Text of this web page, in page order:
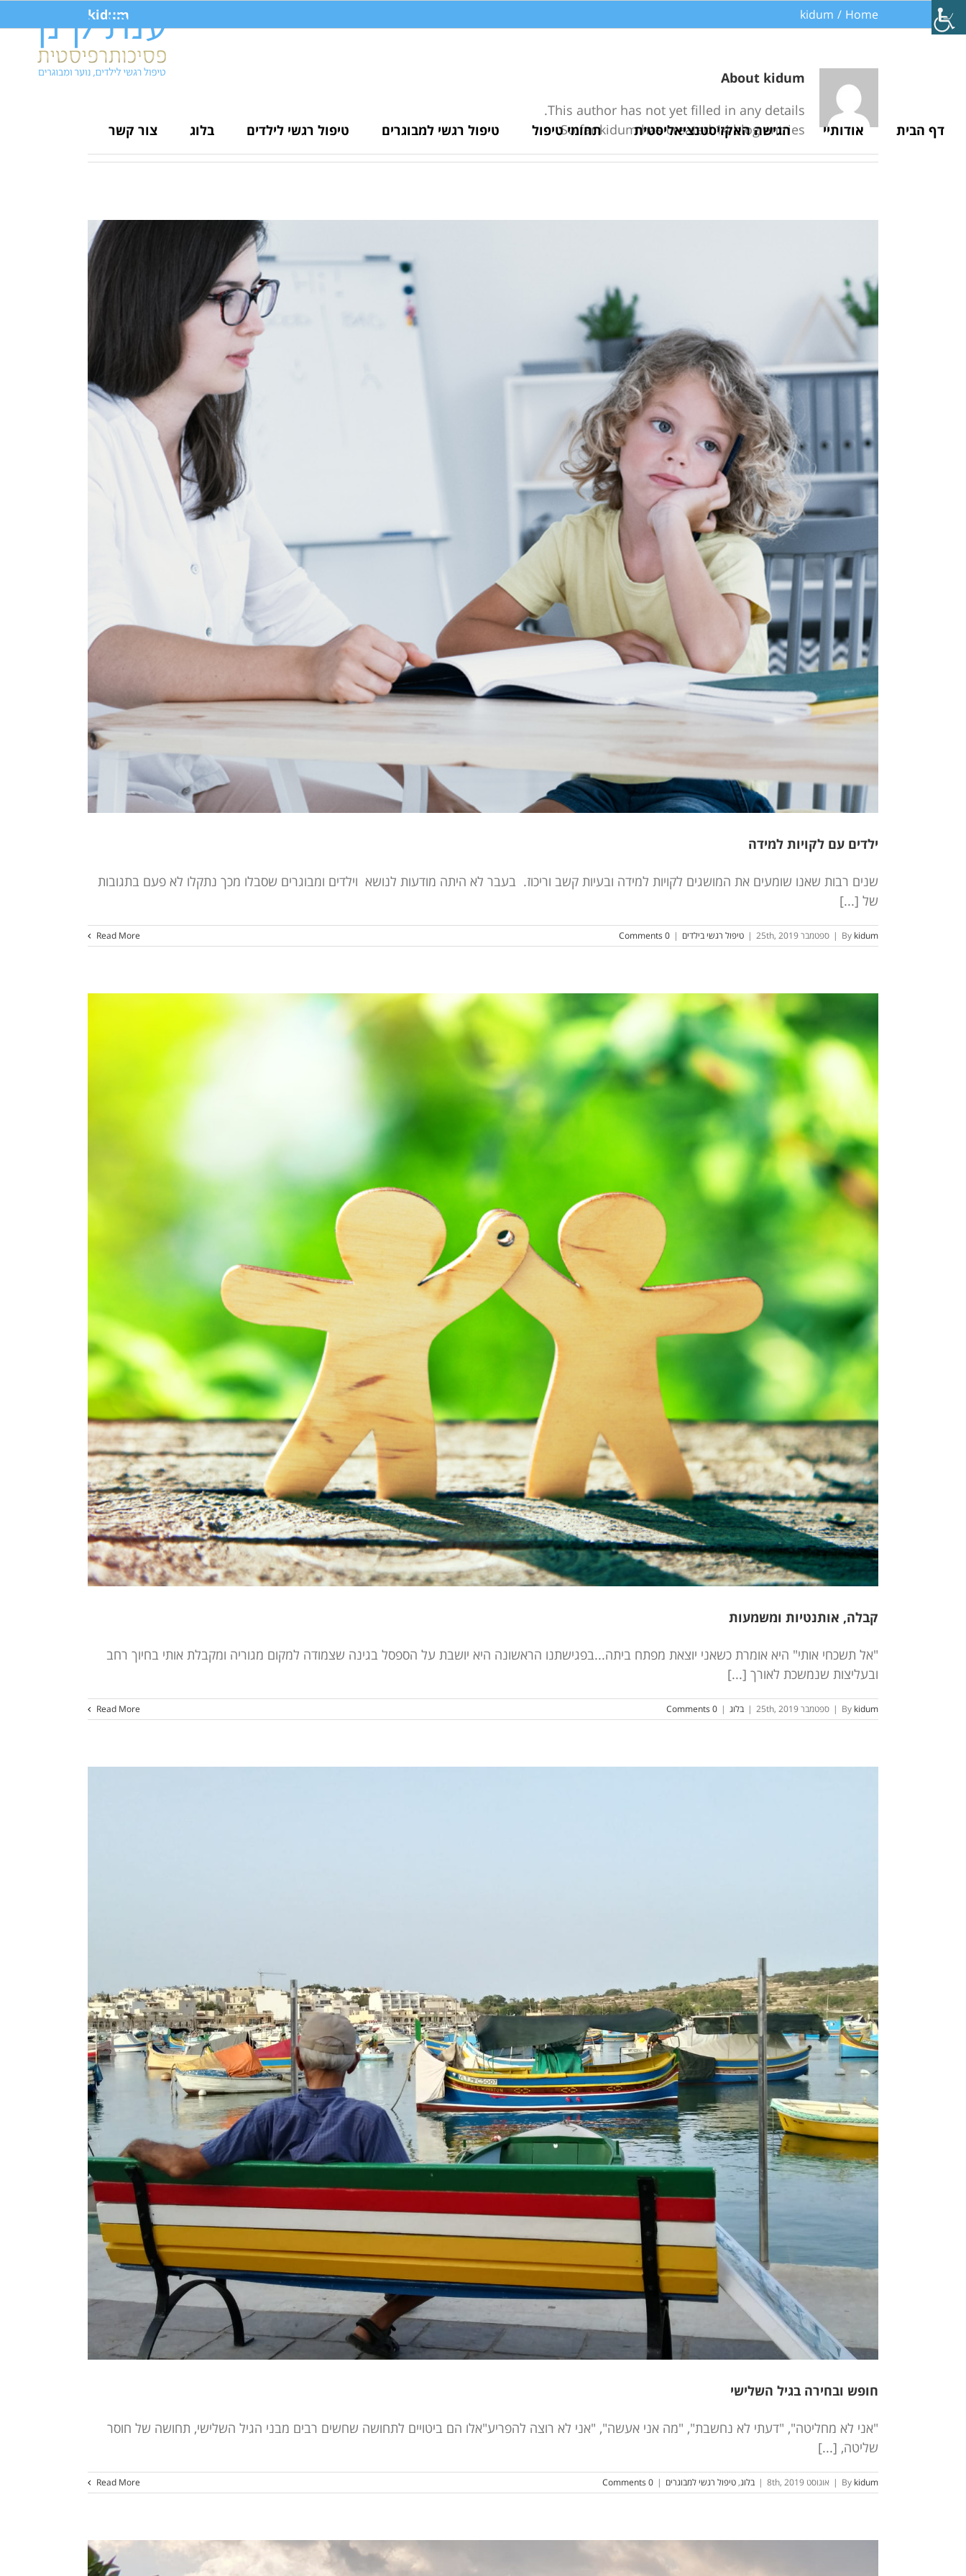
Skip
to
דף הבית אודותיי הגישה האקזיסטנציאליסטית תחומי טיפול טיפול רגשי למבוגרים טיפול רגשי לילדים בלוג צור קשר
kidum Home
/
kidum
About kidum
This author has not yet filled in any details.
So far kidum has created 14 blog entries.
ילדים עם לקויות למידה
שנים רבות שאנו שומעים את המושגים לקויות למידה ובעיות קשב וריכוז. בעבר לא היתה מודעות לנושא וילדים ומבוגרים שסבלו מכך נתקלו לא פעם בתגובות
של [...]
By kidum
| ספטמבר 25th, 2019 | טיפול רגשי בילדים |
0 Comments
Read More
קבלה, אותנטיות ומשמעות
"אל תשכחי אותי" היא אומרת כשאני יוצאת מפתח ביתה...בפגישתנו הראשונה היא יושבת על הספסל בגינה שצמודה למקום מגוריה ומקבלת אותי בחיוך רחב
ובעליצות שנמשכת לאורך [...]
By kidum
| ספטמבר 25th, 2019 | בלוג |
0 Comments
Read More
חופש ובחירה בגיל השלישי
"אני לא מחליטה", "דעתי לא נחשבת", "מה אני אעשה", "אני לא רוצה להפריע"אלו הם ביטויים לתחושה שחשים רבים מבני הגיל השלישי, תחושה של חוסר
שליטה, [...]
By kidum
| אוגוסט 8th, 2019 | בלוג,טיפול רגשי למבוגרים |
0 Comments
Read More